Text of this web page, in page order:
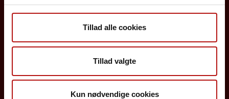
Tillad alle cookies
Tillad valgte
Kun nødvendige cookies
Borgere
Det danske børnevaccinationsprogram
Influenzavaccination
Job på SSI